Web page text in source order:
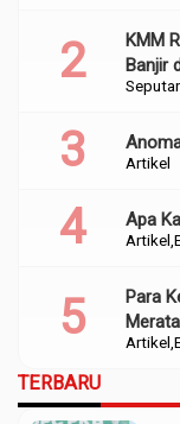
KMM
Banjir
Artikel
Artikel
Apa
Artikel
Para
TERBARU